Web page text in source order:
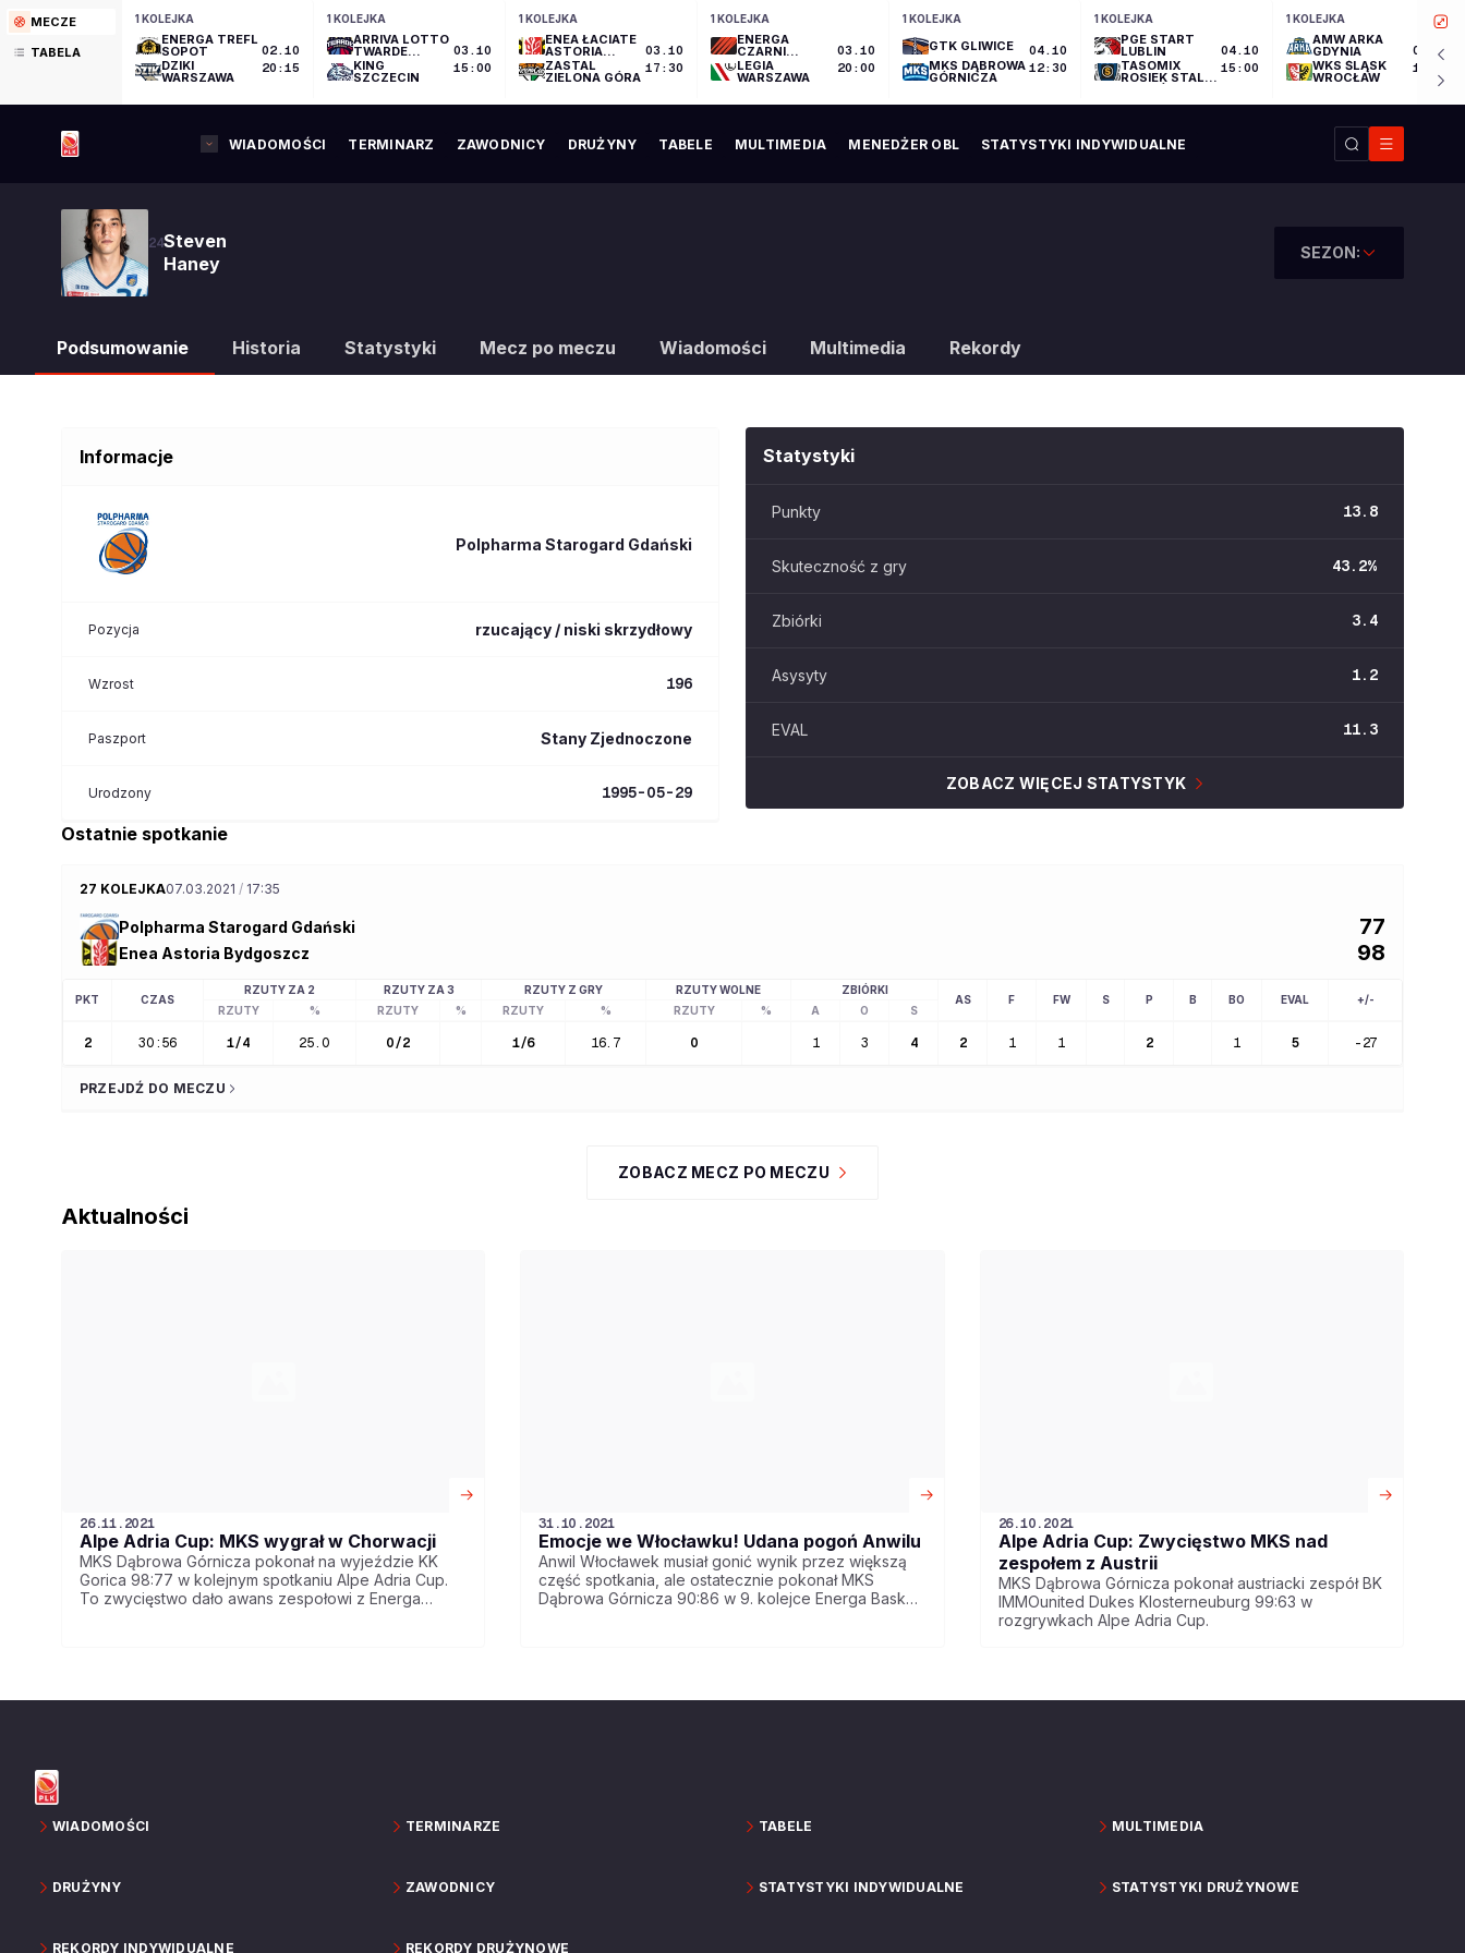
MECZE
TABELA
1 KOLEJKA
ENERGA TREFL
SOPOT
DZIKI
WARSZAWA
02.10
20:15
1 KOLEJKA
ARRIVA LOTTO
TWARDE
PIERNIKI
TORUŃ
KING
SZCZECIN
03.10
15:00
1 KOLEJKA
ENEA ŁACIATE
ASTORIA
BYDGOSZCZ
ZASTAL
ZIELONA GÓRA
03.10
17:30
1 KOLEJKA
ENERGA
CZARNI
SŁUPSK
LEGIA
WARSZAWA
03.10
20:00
1 KOLEJKA
GTK GLIWICE
MKS DĄBROWA
GÓRNICZA
04.10
12:30
1 KOLEJKA
PGE START
LUBLIN
TASOMIX
ROSIEK STAL
WIELKOPOLSKI
04.10
15:00
1 KOLEJKA
AMW ARKA
GDYNIA
WKS ŚLĄSK
WROCŁAW
04.10
17:30
WIADOMOŚCI TERMINARZ ZAWODNICY DRUŻYNY TABELE MULTIMEDIA MENEDŻER OBL STATYSTYKI INDYWIDUALNE
24Steven
Haney
SEZON:
Podsumowanie Historia Statystyki Mecz po meczu Wiadomości Multimedia Rekordy
Informacje
Polpharma Starogard Gdański
Pozycja rzucający / niski skrzydłowy
Wzrost 196
Paszport Stany Zjednoczone
Urodzony 1995-05-29
Statystyki
Punkty 13.8
Skuteczność z gry 43.2%
Zbiórki 3.4
Asysyty 1.2
EVAL 11.3
ZOBACZ WIĘCEJ STATYSTYK
Ostatnie spotkanie
27 KOLEJKA07.03.2021 / 17:35
Polpharma Starogard Gdański 77
Enea Astoria Bydgoszcz 98
PKT CZAS
RZUTY ZA 2 RZUTY ZA 3 RZUTY Z GRY RZUTY WOLNE ZBIÓRKI
AS F FW S P B BO EVAL
+/-
RZUTY
% RZUTY % RZUTY % RZUTY % A O S
2 30:56 1/4 25.0 0/2 1/6 16.7 0 1 3 4 2 1 1 2 1 5 -27
PRZEJDŹ DO MECZU
ZOBACZ MECZ PO MECZU
Aktualności
26.11.2021
Alpe Adria Cup: MKS wygrał w Chorwacji
MKS Dąbrowa Górnicza pokonał na wyjeździe KK
Gorica 98:77 w kolejnym spotkaniu Alpe Adria Cup.
To zwycięstwo dało awans zespołowi z Energa
31.10.2021
Emocje we Włocławku! Udana pogoń Anwilu
Anwil Włocławek musiał gonić wynik przez większą
część spotkania, ale ostatecznie pokonał MKS
Dąbrowa Górnicza 90:86 w 9. kolejce Energa Basket
26.10.2021
Alpe Adria Cup: Zwycięstwo MKS nad
zespołem z Austrii
MKS Dąbrowa Górnicza pokonał austriacki zespół BK
IMMOunited Dukes Klosterneuburg 99:63 w
rozgrywkach Alpe Adria Cup.
WIADOMOŚCI TERMINARZE TABELE MULTIMEDIA
DRUŻYNY ZAWODNICY STATYSTYKI INDYWIDUALNE STATYSTYKI DRUŻYNOWE
REKORDY INDYWIDUALNE REKORDY DRUŻYNOWE